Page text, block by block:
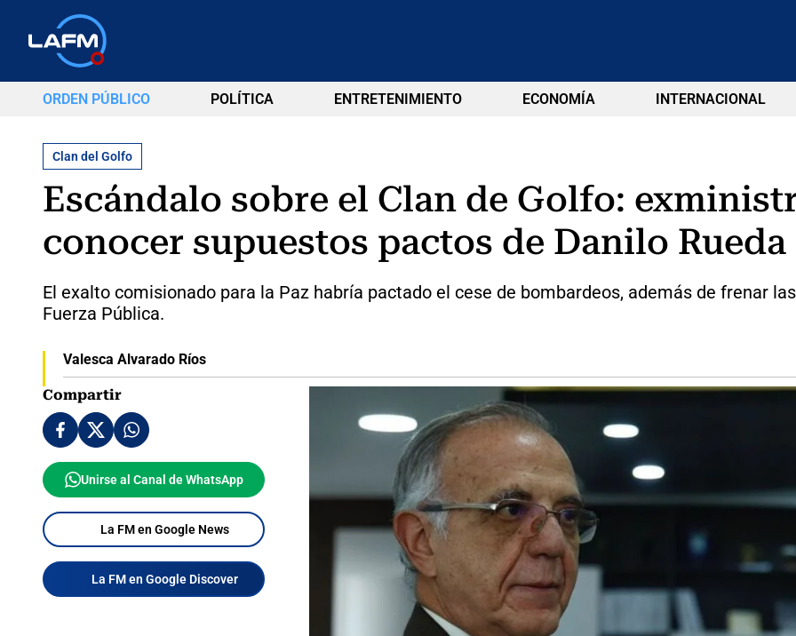
ORDEN PÚBLICO POLÍTICA ENTRETENIMIENTO ECONOMÍA INTERNACIONAL
Clan del Golfo
Escándalo sobre el Clan de Golfo:
conocer supuestos pactos de Danilo
El exalto comisionado para la Paz habría pactado el cese de bombardeos, además de frenar
Fuerza Pública.
Valesca Alvarado Ríos
Compartir
Unirse al Canal de WhatsApp
La FM en Google News
La FM en Google Discover